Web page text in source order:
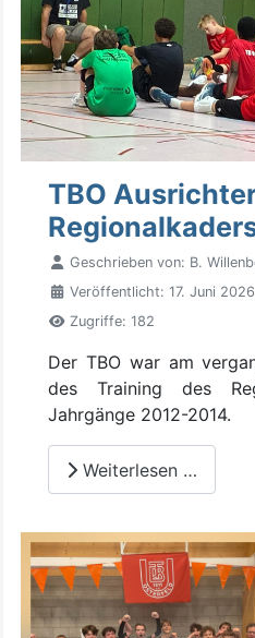
TBO
Geschrieben von: B.
Veröffentlicht: 17. Juni 2026
Zugriffe: 182
Der TBO war am
des Training des
Jahrgänge 2012-2014.
Weiterlesen …